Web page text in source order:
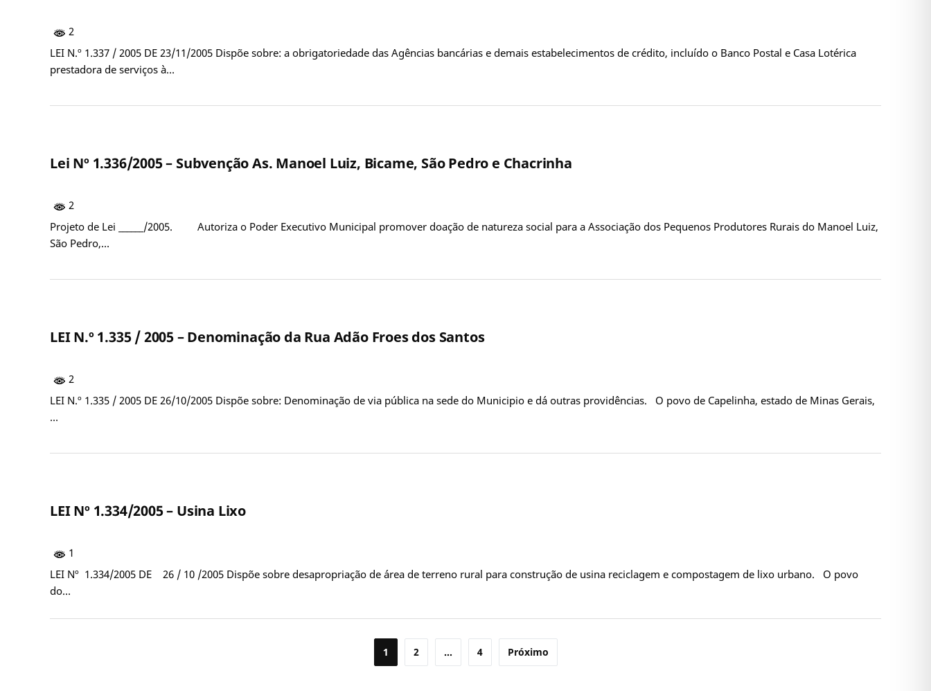
2
LEI N.º 1.337 / 2005 DE 23/11/2005 Dispõe sobre: a obrigatoriedade das Agências bancárias e demais estabelecimentos de crédito, incluído o Banco Postal e Casa Lotérica
prestadora de serviços à…
Lei Nº 1.336/2005 – Subvenção As. Manoel Luiz, Bicame, São Pedro e Chacrinha
2
Projeto de Lei ______/2005. Autoriza o Poder Executivo Municipal promover doação de natureza social para a Associação dos Pequenos Produtores Rurais do Manoel Luiz,
São Pedro,…
LEI N.º 1.335 / 2005 – Denominação da Rua Adão Froes dos Santos
2
LEI N.º 1.335 / 2005 DE 26/10/2005 Dispõe sobre: Denominação de via pública na sede do Municipio e dá outras providências. O povo de Capelinha, estado de Minas Gerais,
…
LEI Nº 1.334/2005 – Usina Lixo
1
LEI Nº 1.334/2005 DE 26 / 10 /2005 Dispõe sobre desapropriação de área de terreno rural para construção de usina reciclagem e compostagem de lixo urbano. O povo
do…
1 2 … 4 Próximo